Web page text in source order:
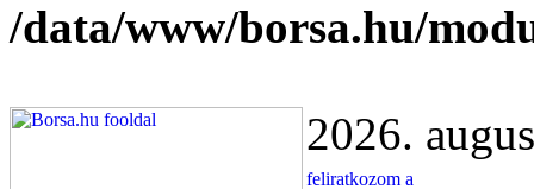
/data/www/borsa.hu/
2026.